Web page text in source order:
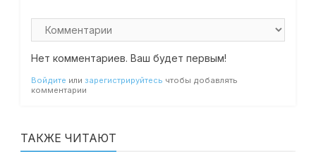
Нет комментариев. Ваш будет первым!
Войдите или зарегистрируйтесь чтобы добавлять
комментарии
ТАКЖЕ ЧИТАЮТ